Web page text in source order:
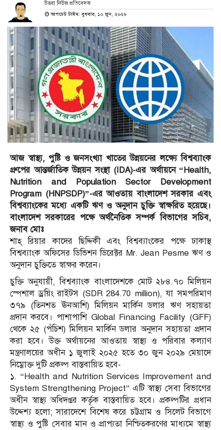
উত্তরা নিউজ প্রতিবেদক
আপডেট টাইম: বুধবার, ১০ জুন, ২০২৬
আজ স্বাস্থ্য, পুষ্টি ও জনসংখ্যা খাতের উন্নয়নের লক্ষ্যে বিশ্বব্যাংক
গ্রুপের আন্তর্জাতিক উন্নয়ন সংস্থা (IDA)-এর অর্থায়নে “Health,
Nutrition and Population Sector Development
Program (HNPSDP)”-এর আওতায় বাংলাদেশ সরকার এবং
বিশ্বব্যাংকের মধ্যে একটি ঋণ ও অনুদান চুক্তি স্বাক্ষরিত হয়েছে।
বাংলাদেশ সরকারের পক্ষে অর্থনৈতিক সম্পর্ক বিভাগের সচিব,
জনাব মোঃ
শাহ্ রিয়ার কাদের ছিদ্দিকী এবং বিশ্বব্যাংকের পক্ষে ঢাকাস্থ
বিশ্বব্যাংক অফিসের ডিভিশন ডিরেক্টর Mr. Jean Pesme ঋণ ও
অনুদান চুক্তিতে স্বাক্ষর করেন।
চুক্তি অনুযায়ী, বিশ্বব্যাংক বাংলাদেশকে মোট ২৮৪.৭০ মিলিয়ন
স্পেশাল ড্রয়িং রাইটস (SDR 284.70 million), যা সমপরিমাণ
৩৭৯ (তিনশত ঊনআশি) মিলিয়ন মার্কিন ডলার ঋণ সহায়তা
প্রদান করবে। পাশাপাশি Global Financing Facility (GFF)
থেকে ২৫ (পঁচিশ) মিলিয়ন মার্কিন ডলার অনুদান সহায়তা প্রদান
করা হবে। উক্ত অর্থায়নের আওতায় স্বাস্থ্য ও পরিবার কল্যাণ
মন্ত্রণালয়ের অধীন ১ জুলাই ২০২৫ হতে ৩০ জুন ২০২৯ মেয়াদে
নিম্নোক্ত দুটি প্রকল্প বাস্তবায়িত হবে-
১. “Health and Nutrition Services Improvement and
System Strengthening Project” এটি স্বাস্থ্য সেবা বিভাগের
অধীন স্বাস্থ্য অধিদপ্তর কর্তৃক বাস্তবায়িত হবে। প্রকল্পটির প্রধান
উদ্দেশ্য হলো; সারাদেশে বিশেষ করে চট্টগ্রাম ও সিলেট বিভাগে
স্বাস্থ্য ও পুষ্টি সেবার মান ও প্রাপ্যতা নিশ্চিতকরণের মাধ্যমে স্বাস্থ্য